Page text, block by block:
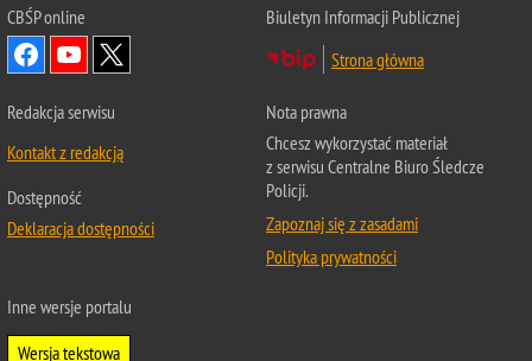
CBŚPonline
Biuletyn Informacji Publicznej
Strona główna
Redakcja serwisu
Kontakt z redakcją
Dostępność
Deklaracja dostępności
Nota prawna
Chcesz wykorzystać materiał
z serwisu Centralne Biuro Śledcze
Policji.
Zapoznaj się z zasadami
Polityka prywatności
Inne wersje portalu
Wersja tekstowa